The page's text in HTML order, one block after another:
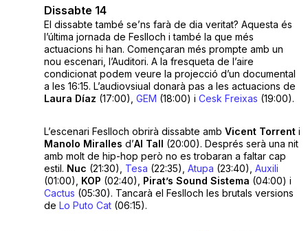
Dissabte 14
El dissabte també se’ns farà de dia veritat? Aquesta és
l’última jornada de Feslloch i també la que més
actuacions hi han. Començaran més prompte amb un
nou escenari, l’Auditori. A la fresqueta de l’aire
condicionat podem veure la projecció d’un documental
a les 16:15. L’audiovsiual donarà pas a les actuacions de
Laura Díaz (17:00), GEM (18:00) i Cesk Freixas (19:00).
L’escenari Feslloch obrirà dissabte amb Vicent Torrenti
Manolo Miralles d’Al Tall (20:00). Després serà una nit
amb molt de hip-hop però no es trobaran a faltar cap
estil. Nuc (21:30), Tesa (22:35), Atupa (23:40), Auxili
(01:00), KOP (02:40), Pirat’s Sound Sistema (04:00) i
Cactus (05:30). Tancarà el Feslloch les brutals versions
de Lo Puto Cat(06:15).